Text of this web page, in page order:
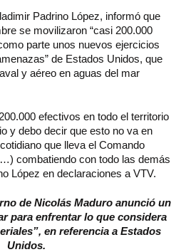
Padrino López, informó que
se movilizaron “casi 200.000
parte unos nuevos ejercicios
de Estados Unidos, que
y aéreo en aguas del mar
efectivos en todo el territorio
y debo decir que esto no va en
que lleva el Comando
combatiendo con todo las demás
López en declaraciones a VTV.
de Nicolás Maduro anunció un
para enfrentar lo que considera
en referencia a Estados
Unidos.